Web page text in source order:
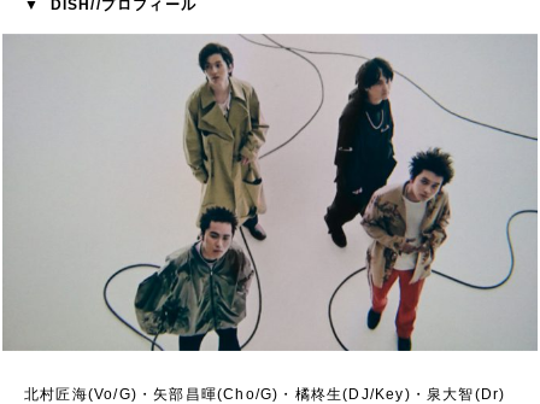
▼ DISH//プロフィール
北村匠海(Vo/G)・矢部昌暉(Cho/G)・橘柊生(DJ/Key)・泉大智(Dr)